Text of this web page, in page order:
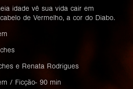
idade vê sua vida cair em
de Vermelho, a cor do Diabo.
e Renata Rodrigues
/ Ficção- 90 min